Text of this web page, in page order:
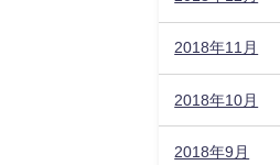
2018年11月
2018年10月
2018年9月